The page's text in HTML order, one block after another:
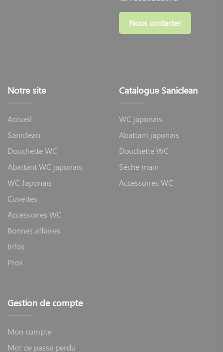
Nous contacter
Notre site
Accueil
Saniclean
Douchette WC
Abattant WC japonais
WC Japonais
Cuvettes
Accessoires WC
Bonnes affaires
Infos
Pros
Catalogue Saniclean
WC japonais
Abattant japonais
Douchette WC
Sèche main
Accessoires WC
Gestion de compte
Mon compte
Mot de passe perdu